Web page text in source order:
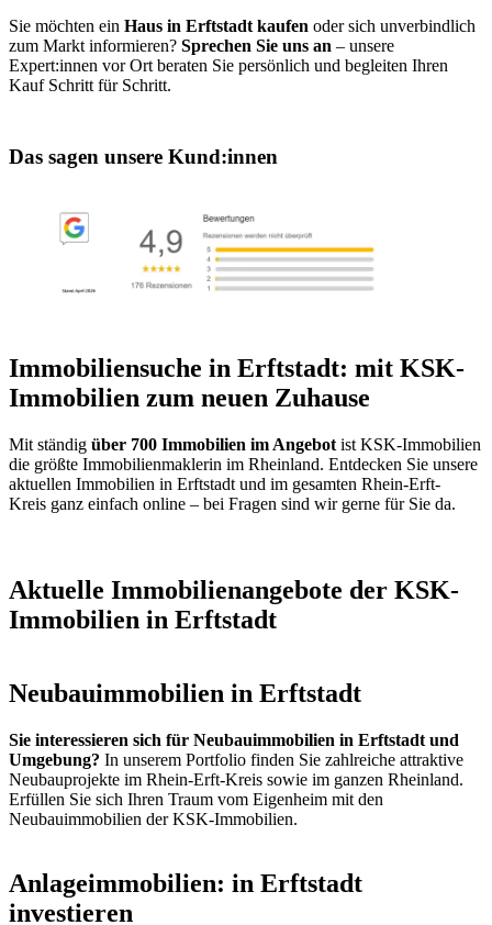
Sie möchten ein Haus in Erftstadt kaufen oder sich unverbindlich
zum Markt informieren? Sprechen Sie uns an – unsere
Expert:innen vor Ort beraten Sie persönlich und begleiten Ihren
Kauf Schritt für Schritt.
Das sagen unsere Kund:innen
Immobiliensuche in Erftstadt: mit KSK-
Immobilien zum neuen Zuhause
Mit ständig über 700 Immobilien im Angebot ist KSK-Immobilien
die größte Immobilienmaklerin im Rheinland. Entdecken Sie unsere
aktuellen Immobilien in Erftstadt und im gesamten Rhein-Erft-
Kreis ganz einfach online – bei Fragen sind wir gerne für Sie da.
Aktuelle Immobilienangebote der KSK-
Immobilien in Erftstadt
Neubauimmobilien in Erftstadt
Sie interessieren sich für Neubauimmobilien in Erftstadt und
Umgebung? In unserem Portfolio finden Sie zahlreiche attraktive
Neubauprojekte im Rhein-Erft-Kreis sowie im ganzen Rheinland.
Erfüllen Sie sich Ihren Traum vom Eigenheim mit den
Neubauimmobilien der KSK-Immobilien.
Anlageimmobilien: in Erftstadt
investieren